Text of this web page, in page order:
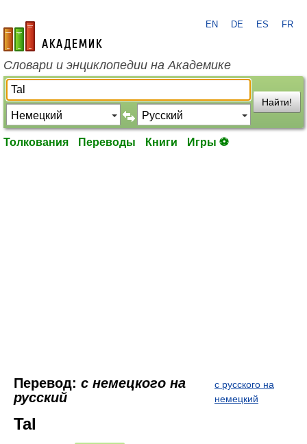
academic.ru
EN DE ES FR
Словари и энциклопедии на Академике
Найти!
Толкования Переводы Книги Игры ⚽
Перевод: с немецкого на
русский
с русского на
немецкий
Tal